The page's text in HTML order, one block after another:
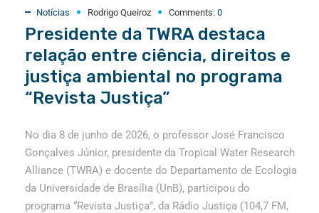
Notícias Rodrigo Queiroz Comments: 0
Presidente da TWRA destaca
relação entre ciência, direitos e
justiça ambiental no programa
“Revista Justiça”
No dia 8 de junho de 2026, o professor José Francisco
Gonçalves Júnior, presidente da Tropical Water Research
Alliance (TWRA) e docente do Departamento de Ecologia
da Universidade de Brasília (UnB), participou do
programa “Revista Justiça”, da Rádio Justiça (104,7 FM,